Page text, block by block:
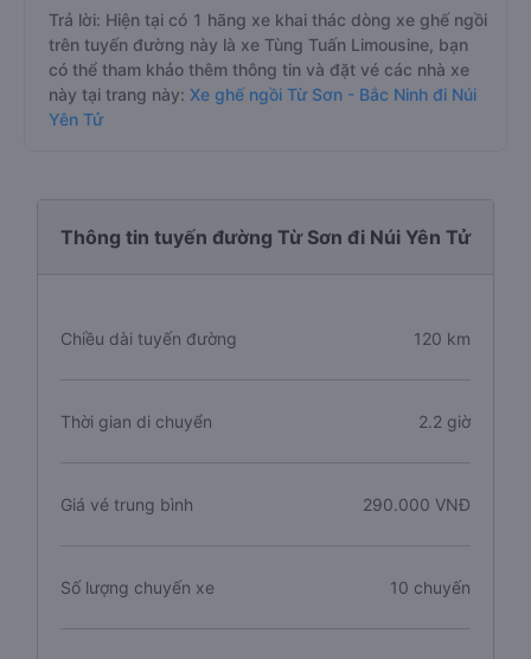
Trả lời: Hiện tại có 1 hãng xe khai thác dòng xe ghế ngồi
trên tuyến đường này là xe Tùng Tuấn Limousine, bạn
có thể tham khảo thêm thông tin và đặt vé các nhà xe
này tại trang này: Xe ghế ngồi Từ Sơn - Bắc Ninh đi Núi
Yên Tử
Thông tin tuyến đường Từ Sơn đi Núi Yên Tử
Chiều dài tuyến đường 120 km
Thời gian di chuyển 2.2 giờ
Giá vé trung bình 290.000 VNĐ
Số lượng chuyến xe 10 chuyến